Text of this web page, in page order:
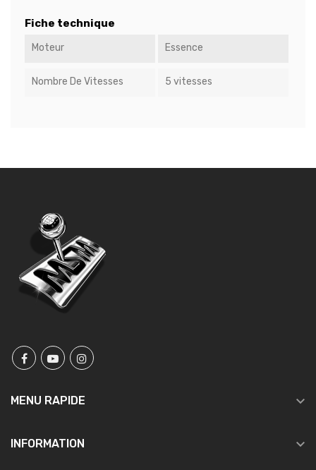
Fiche technique
Moteur Essence
Nombre De Vitesses 5 vitesses
MENU RAPIDE 
INFORMATION 